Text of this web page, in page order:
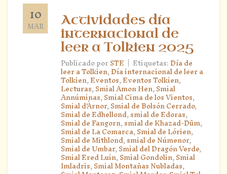
10
MAR
Actividades día
internacional de
leer a Tolkien 2025
Publicado porSTE | Etiquetas:Día de
leer a Tolkien,Día internacional de leer a
Tolkien,Eventos,Eventos Tolkien,
Lecturas,Smial Amon Hen,Smial
Annúminas,Smial Cima de los Vientos,
Smial d'Àrnor,Smial de Bolsón Cerrado,
Smial de Edhellond,smial de Edoras,
Smial de Fangorn,smial de Khazad-Dûm,
Smial de La Comarca,Smial de Lórien,
Smial de Mithlond,smial de Númenor,
Smial de Umbar,Smial del Dragón Verde,
Smial Ered Luin,Smial Gondolin,Smial
Imladris,Smial Montañas Nubladas,